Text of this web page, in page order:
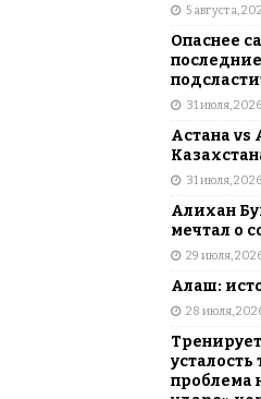
5 августа,
Опаснее
31 июля, 2026
Астана vs
31 июля, 2026
Алихан
мечтал о
29 июля,
Алаш:
28 июля,
усталость
проблема